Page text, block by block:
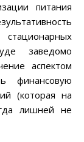
питания
заведомо
аспектом
финансовую
(которая на
лишней не